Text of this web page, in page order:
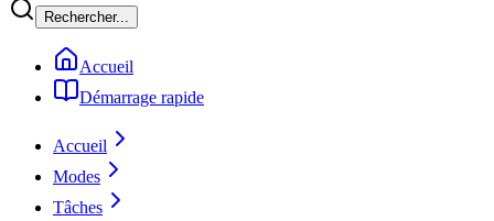
Rechercher...
Accueil
Démarrage rapide
Accueil
Modes
Tâches